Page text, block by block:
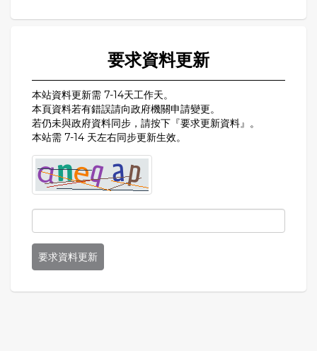
要求資料更新
本站資料更新需 7-14天工作天。
本頁資料若有錯誤請向政府機關申請變更。
若仍未與政府資料同步，請按下『要求更新資料』。
本站需 7-14 天左右同步更新生效。
要求資料更新